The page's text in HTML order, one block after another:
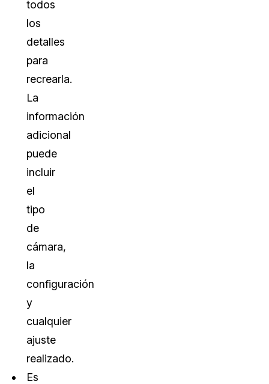
todos
los
detalles
para
recrearla.
La
información
adicional
puede
incluir
el
tipo
de
cámara,
la
configuración
y
cualquier
ajuste
realizado.
Es